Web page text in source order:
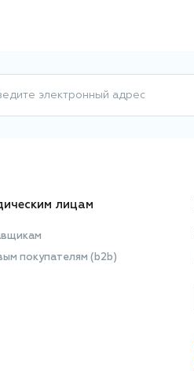
электронный адрес
лицам
покупателям (b2b)